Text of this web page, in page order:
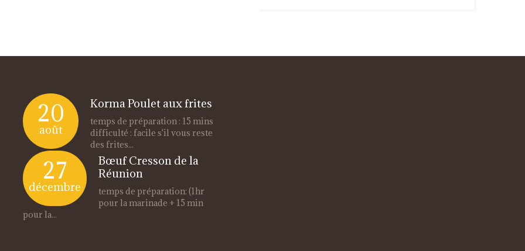
20
août
Korma Poulet aux frites
temps de préparation : 15 mins
difficulté : facile s'il vous reste
des frites...
27
décembre
Bœuf Cresson de la
Réunion
temps de préparation: (1hr
pour la marinade + 15 min
pour la...